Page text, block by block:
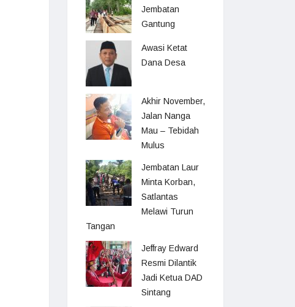
Jembatan
Gantung
Awasi Ketat
Dana Desa
Akhir November,
Jalan Nanga
Mau – Tebidah
Mulus
Jembatan Laur
Minta Korban,
Satlantas
Melawi Turun
Tangan
Jeffray Edward
Resmi Dilantik
Jadi Ketua DAD
Sintang